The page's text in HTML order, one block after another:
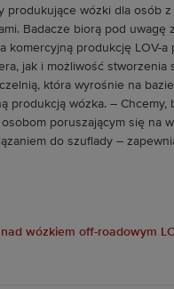
produkujące wózki dla osób z
Badacze biorą pod uwagę
komercyjną produkcję LOV-a
jak i możliwość stworzenia
która wyrośnie na
produkcją wózka. – Chcemy,
osobom poruszającym się na
do szuflady –